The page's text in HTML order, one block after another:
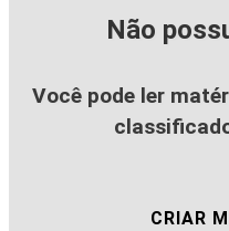
Não
Você pode ler
CRIAR